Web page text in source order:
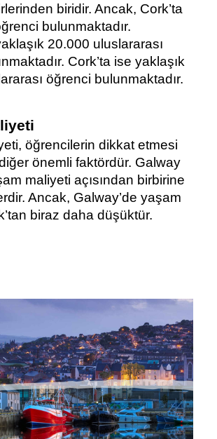
biridir. Ancak, Cork’ta
bulunmaktadır.
20.000 uluslararası
Cork’ta ise yaklaşık
öğrenci bulunmaktadır.
öğrencilerin dikkat etmesi
önemli faktördür. Galway
maliyeti açısından birbirine
Ancak, Galway’de yaşam
biraz daha düşüktür.